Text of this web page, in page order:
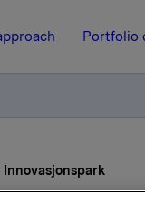
Portfolio